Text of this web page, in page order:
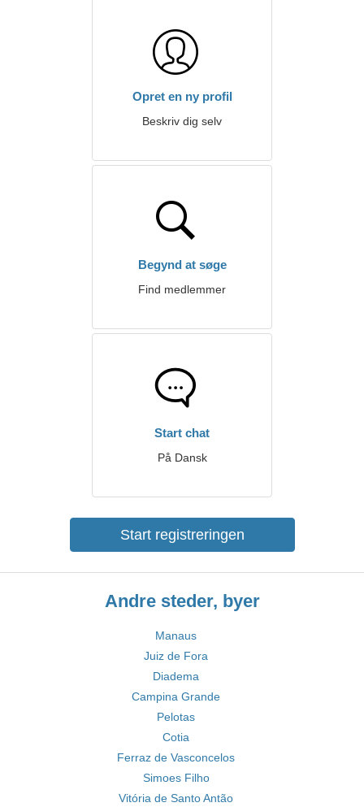
Opret en ny profil
Beskriv dig selv
Begynd at søge
Find medlemmer
Start chat
På Dansk
Start registreringen
Andre steder, byer
Manaus
Juiz de Fora
Diadema
Campina Grande
Pelotas
Cotia
Ferraz de Vasconcelos
Simoes Filho
Vitória de Santo Antão